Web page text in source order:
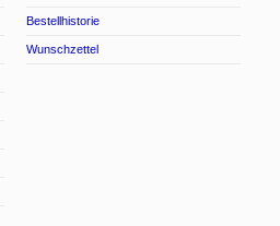
Bestellhistorie
Wunschzettel